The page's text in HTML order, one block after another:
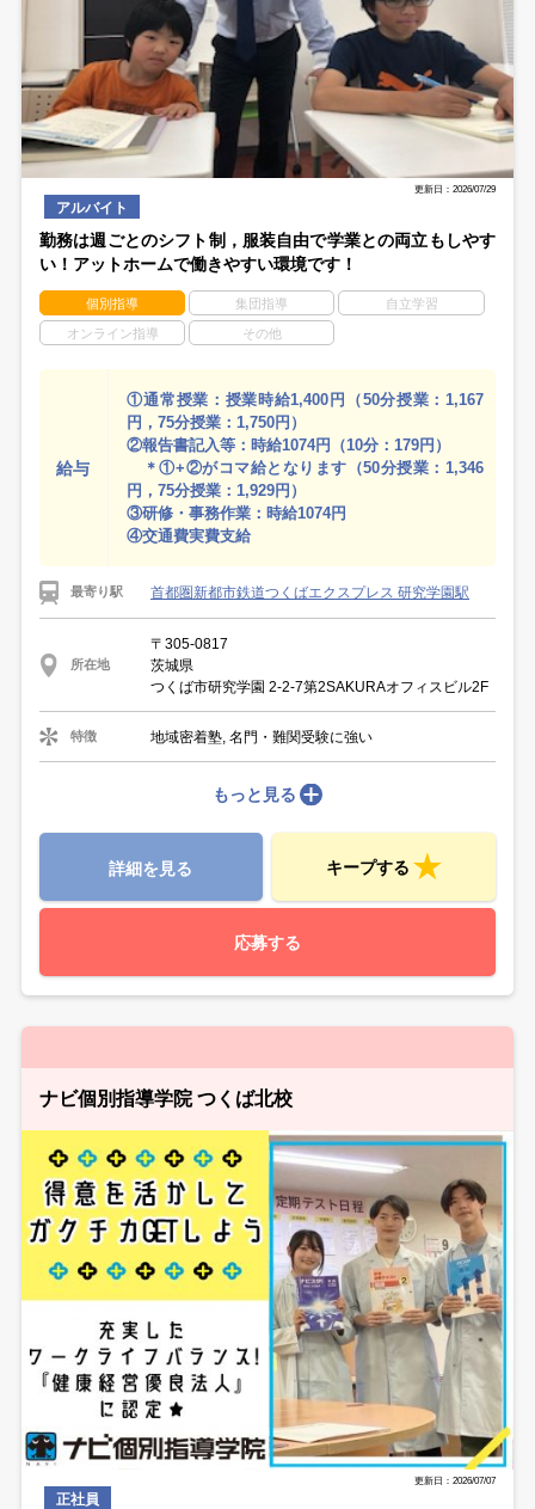
更新日：2026/07/29
アルバイト
勤務は週ごとのシフト制，服装自由で学業との両立もしやす
い！アットホームで働きやすい環境です！
個別指導 集団指導 自立学習
オンライン指導 その他
給与
①通常授業：授業時給1,400円（50分授業：1,167
円，75分授業：1,750円）
②報告書記入等：時給1074円（10分：179円）
＊①+②がコマ給となります（50分授業：1,346
円，75分授業：1,929円）
③研修・事務作業：時給1074円
④交通費実費支給
最寄り駅 首都圏新都市鉄道つくばエクスプレス 研究学園駅
所在地
〒305-0817
茨城県
つくば市研究学園 2-2-7第2SAKURAオフィスビル2F
特徴 地域密着塾, 名門・難関受験に強い
もっと見る
詳細を見る キープする
応募する
ナビ個別指導学院 つくば北校
更新日：2026/07/07
正社員